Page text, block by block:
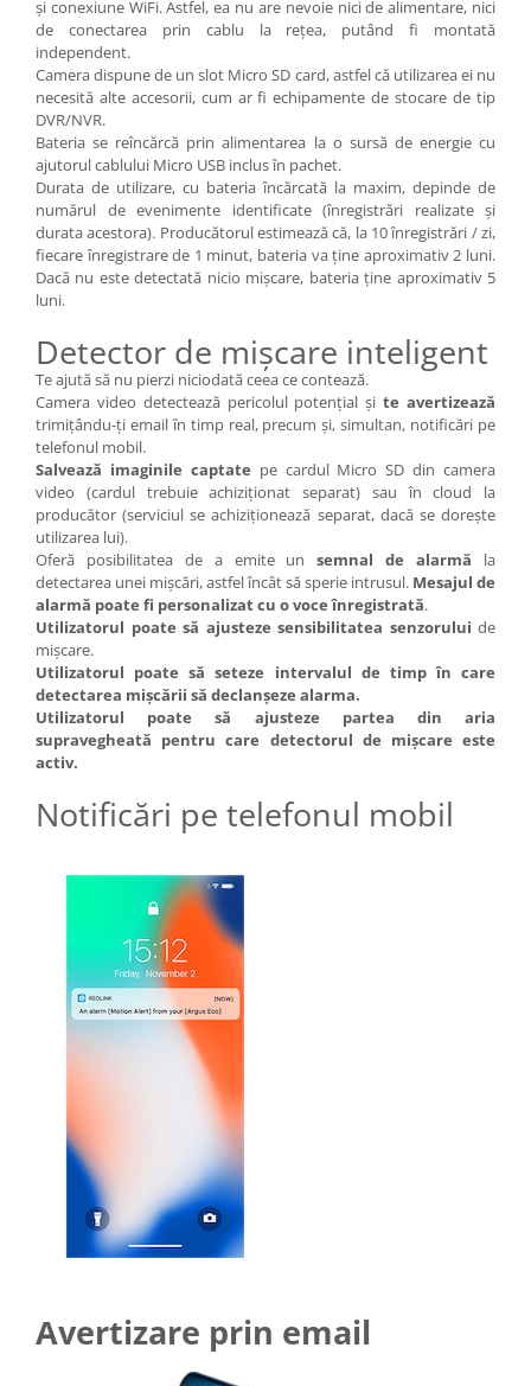
și conexiune WiFi. Astfel, ea nu are nevoie nici de alimentare, nici
de conectarea prin cablu la rețea, putând fi montată
independent.
Camera dispune de un slot Micro SD card, astfel că utilizarea ei nu
necesită alte accesorii, cum ar fi echipamente de stocare de tip
DVR/NVR.
Bateria se reîncărcă prin alimentarea la o sursă de energie cu
ajutorul cablului Micro USB inclus în pachet.
Durata de utilizare, cu bateria încărcată la maxim, depinde de
numărul de evenimente identificate (înregistrări realizate și
durata acestora). Producătorul estimează că, la 10 înregistrări / zi,
fiecare înregistrare de 1 minut, bateria va ține aproximativ 2 luni.
Dacă nu este detectată nicio mișcare, bateria ține aproximativ 5
luni.
Detector de mișcare inteligent
Te ajută să nu pierzi niciodată ceea ce contează.
Camera video detectează pericolul potențial șite avertizează
trimițându-ți email în timp real, precum și, simultan, notificări pe
telefonul mobil.
Salvează imaginile captate pe cardul Micro SD din camera
video (cardul trebuie achiziționat separat) sau în cloud la
producător (serviciul se achiziționează separat, dacă se dorește
utilizarea lui).
Oferă posibilitatea de a emite unsemnal de alarmă la
detectarea unei mișcări, astfel încât să sperie intrusul. Mesajul de
alarmă poate fi personalizat cu o voce înregistrată.
Utilizatorul poate să ajusteze sensibilitatea senzorului de
mișcare.
Utilizatorul poate să seteze intervalul de timp în care
detectarea mișcării să declanșeze alarma.
Utilizatorul poate să ajusteze partea din aria
supravegheată pentru care detectorul de mișcare este
activ.
Notificări pe telefonul mobil
Avertizare prin email